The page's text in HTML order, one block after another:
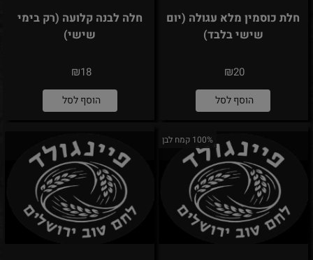
חלת כוסמין מלא עגולה (יום
שישי בלבד)
₪20
הוסף לסל
חלה לבנה קלועה (רק בימי
שישי)
₪18
הוסף לסל
100% קמח לבן